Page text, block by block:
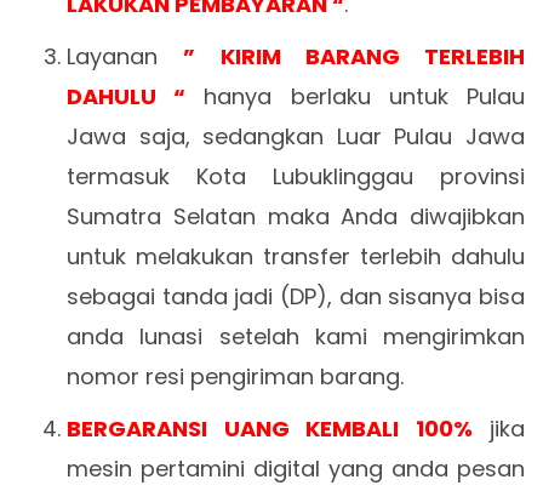
Layanan ” KIRIM BARANG TERLEBIH
DAHULU “ hanya berlaku untuk Pulau
Jawa saja, sedangkan Luar Pulau Jawa
termasuk Kota Lubuklinggau provinsi
Sumatra Selatan maka Anda diwajibkan
untuk melakukan transfer terlebih dahulu
sebagai tanda jadi (DP), dan sisanya bisa
anda lunasi setelah kami mengirimkan
nomor resi pengiriman barang.
BERGARANSI UANG KEMBALI 100% jika
mesin pertamini digital yang anda pesan